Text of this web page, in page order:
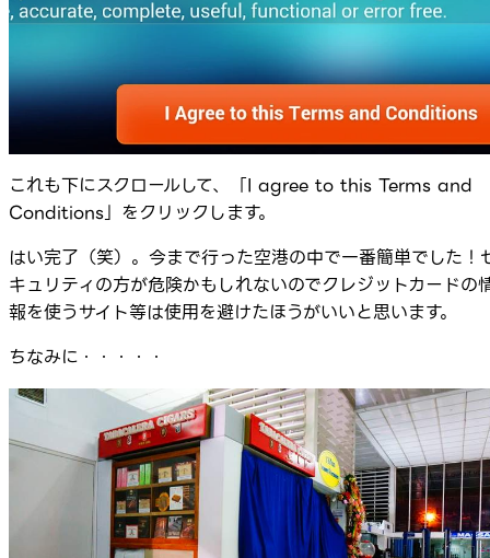
これも下にスクロールして、「I agree to this Terms and
Conditions」をクリックします。
はい完了（笑）。今まで行った空港の中で一番簡単でした！
キュリティの方が危険かもしれないのでクレジットカードの
報を使うサイト等は使用を避けたほうがいいと思います。
ちなみに・・・・・